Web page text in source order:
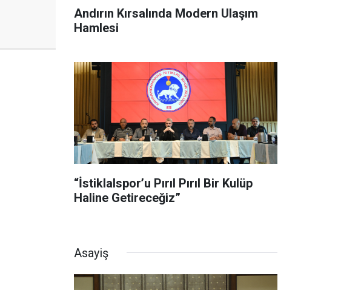
Andırın Kırsalında Modern Ulaşım
Hamlesi
“İstiklalspor’u Pırıl Pırıl Bir Kulüp
Haline Getireceğiz”
Asayiş